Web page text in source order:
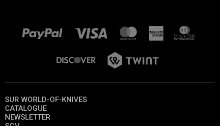
SUR WORLD-OF-KNIVES
CATALOGUE
NEWSLETTER